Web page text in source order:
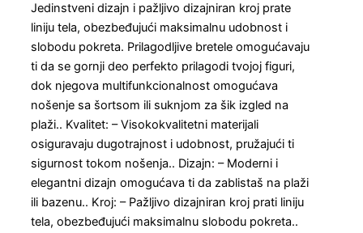
Jedinstveni dizajn i pažljivo dizajniran kroj prate
liniju tela, obezbeđujući maksimalnu udobnost i
slobodu pokreta. Prilagodljive bretele omogućavaju
ti da se gornji deo perfekto prilagodi tvojoj figuri,
dok njegova multifunkcionalnost omogućava
nošenje sa šortsom ili suknjom za šik izgled na
plaži.. Kvalitet: – Visokokvalitetni materijali
osiguravaju dugotrajnost i udobnost, pružajući ti
sigurnost tokom nošenja.. Dizajn: – Moderni i
elegantni dizajn omogućava ti da zablistaš na plaži
ili bazenu.. Kroj: – Pažljivo dizajniran kroj prati liniju
tela, obezbeđujući maksimalnu slobodu pokreta..